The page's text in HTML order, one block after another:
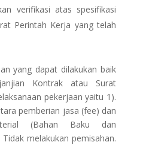
verifikasi atas spesifikasi
Perintah Kerja yang telah
yang dapat dilakukan baik
Kontrak atau Surat
pekerjaan yaitu 1).
pemberian jasa (fee) dan
(Bahan Baku dan
melakukan pemisahan.